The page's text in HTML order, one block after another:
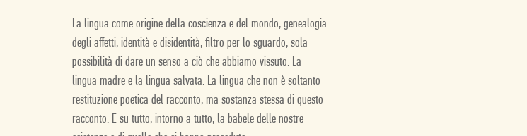
La lingua come origine della coscienza e del mondo, genealogia
degli affetti, identità e disidentità, filtro per lo sguardo, sola
possibilità di dare un senso a ciò che abbiamo vissuto. La
lingua madre e la lingua salvata. La lingua che non è soltanto
restituzione poetica del racconto, ma sostanza stessa di questo
racconto. E su tutto, intorno a tutto, la babele delle nostre